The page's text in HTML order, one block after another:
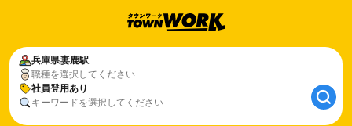
兵庫県妻鹿駅
職種を選択してください
社員登用あり
キーワードを選択してください